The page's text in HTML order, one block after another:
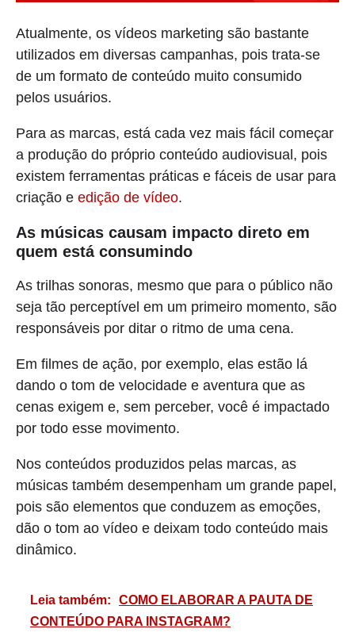
Atualmente, os vídeos marketing são bastante
utilizados em diversas campanhas, pois trata-se
de um formato de conteúdo muito consumido
pelos usuários.
Para as marcas, está cada vez mais fácil começar
a produção do próprio conteúdo audiovisual, pois
existem ferramentas práticas e fáceis de usar para
criação e edição de vídeo.
As músicas causam impacto direto em
quem está consumindo
As trilhas sonoras, mesmo que para o público não
seja tão perceptível em um primeiro momento, são
responsáveis por ditar o ritmo de uma cena.
Em filmes de ação, por exemplo, elas estão lá
dando o tom de velocidade e aventura que as
cenas exigem e, sem perceber, você é impactado
por todo esse movimento.
Nos conteúdos produzidos pelas marcas, as
músicas também desempenham um grande papel,
pois são elementos que conduzem as emoções,
dão o tom ao vídeo e deixam todo conteúdo mais
dinâmico.
Leia também:
COMO ELABORAR A PAUTA DE
CONTEÚDO PARA INSTAGRAM?